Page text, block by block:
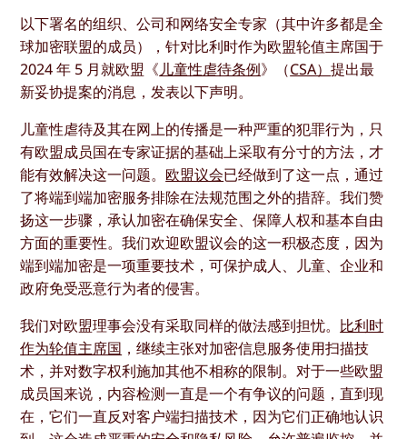
以下署名的组织、公司和网络安全专家（其中许多都是全
球加密联盟的成员），针对比利时作为欧盟轮值主席国于
2024 年 5 月就欧盟《儿童性虐待条例》（CSA）提出最
新妥协提案的消息，发表以下声明。
儿童性虐待及其在网上的传播是一种严重的犯罪行为，只
有欧盟成员国在专家证据的基础上采取有分寸的方法，才
能有效解决这一问题。 欧盟议会已经做到了这一点，通过
了将端到端加密服务排除在法规范围之外的措辞。我们赞
扬这一步骤，承认加密在确保安全、保障人权和基本自由
方面的重要性。我们欢迎欧盟议会的这一积极态度，因为
端到端加密是一项重要技术，可保护成人、儿童、企业和
政府免受恶意行为者的侵害。
我们对欧盟理事会没有采取同样的做法感到担忧。 比利时
作为轮值主席国 ，继续主张对加密信息服务使用扫描技
术，并对数字权利施加其他不相称的限制。对于一些欧盟
成员国来说，内容检测一直是一个有争议的问题，直到现
在，它们一直反对客户端扫描技术，因为它们正确地认识